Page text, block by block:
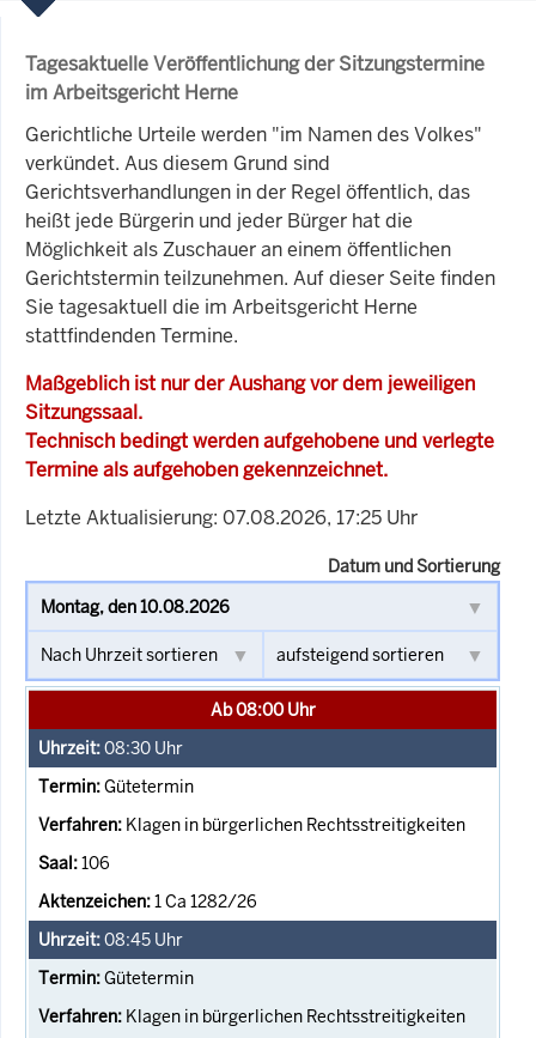
Tagesaktuelle Veröffentlichung der Sitzungstermine
im Arbeitsgericht Herne
Gerichtliche Urteile werden "im Namen des Volkes"
verkündet. Aus diesem Grund sind
Gerichtsverhandlungen in der Regel öffentlich, das
heißt jede Bürgerin und jeder Bürger hat die
Möglichkeit als Zuschauer an einem öffentlichen
Gerichtstermin teilzunehmen. Auf dieser Seite finden
Sie tagesaktuell die im Arbeitsgericht Herne
stattfindenden Termine.
Maßgeblich ist nur der Aushang vor dem jeweiligen
Sitzungssaal.
Technisch bedingt werden aufgehobene und verlegte
Termine als aufgehoben gekennzeichnet.
Letzte Aktualisierung: 07.08.2026, 17:25 Uhr
Datum und Sortierung
Ab 08:00 Uhr
08:30 Uhr
Gütetermin
Klagen in bürgerlichen Rechtsstreitigkeiten
106
1 Ca 1282/26
08:45 Uhr
Gütetermin
Klagen in bürgerlichen Rechtsstreitigkeiten